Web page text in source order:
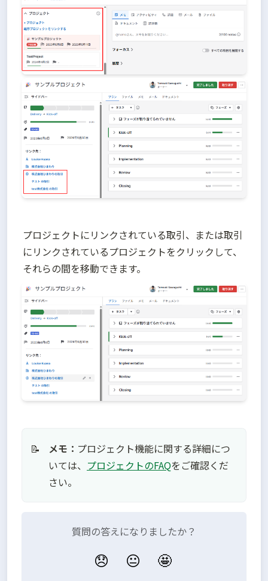
プロジェクトにリンクされている取引、または取引
にリンクされているプロジェクトをクリックして、
それらの間を移動できます。
📝 メモ： プロジェクト機能に関する詳細につ
いては、 プロジェクトのFAQをご確認くだ
さい。
質問の答えになりましたか？
😞 😐 🤩